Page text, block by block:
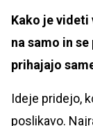
Kako je videti
na samo in
prihajajo
Ideje pridejo,
poslikavo.